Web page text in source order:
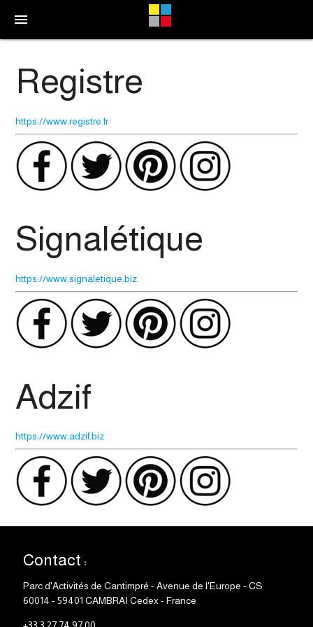
menu
Registre
https://www.registre.fr
Signalétique
https://www.signaletique.biz
Adzif
https://www.adzif.biz
Contact :
Parc d'Activités de Cantimpré - Avenue de l'Europe - CS
60014 - 59401 CAMBRAI Cedex - France
+33 3 27 74 97 00